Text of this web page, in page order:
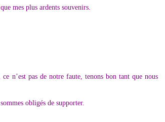
mes plus ardents souvenirs.
n’est pas de notre faute, tenons bon tant que nous
obligés de supporter.